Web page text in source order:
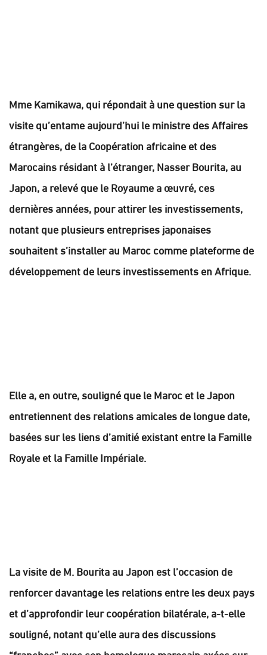
Mme Kamikawa, qui répondait à une question sur la
visite qu’entame aujourd’hui le ministre des Affaires
étrangères, de la Coopération africaine et des
Marocains résidant à l’étranger, Nasser Bourita, au
Japon, a relevé que le Royaume a œuvré, ces
dernières années, pour attirer les investissements,
notant que plusieurs entreprises japonaises
souhaitent s’installer au Maroc comme plateforme de
développement de leurs investissements en Afrique.
Elle a, en outre, souligné que le Maroc et le Japon
entretiennent des relations amicales de longue date,
basées sur les liens d’amitié existant entre la Famille
Royale et la Famille Impériale.
La visite de M. Bourita au Japon est l’occasion de
renforcer davantage les relations entre les deux pays
et d’approfondir leur coopération bilatérale, a-t-elle
souligné, notant qu’elle aura des discussions